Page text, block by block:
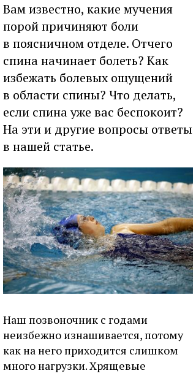
Вам известно, какие мучения
порой причиняют боли
в поясничном отделе. Отчего
спина начинает болеть? Как
избежать болевых ощущений
в области спины? Что делать,
если спина уже вас беспокоит?
На эти и другие вопросы ответы
в нашей статье.
Наш позвоночник с годами
неизбежно изнашивается, потому
как на него приходится слишком
много нагрузки. Хрящевые